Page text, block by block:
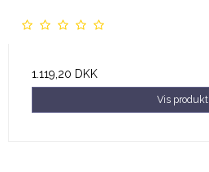
1.119,20 DKK
Vis produkt